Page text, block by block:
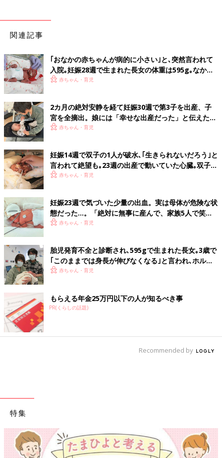
関連記事
｢おなかの赤ちゃんが病的に小さい｣と､突然言われて
入院｡妊娠28週で生まれた長女の体重は595g｡なかな
か会えない日々に涙した【低出生体重児】
赤ちゃん・育児
2カ月の絶対安静を経て妊娠30週で第3子を出産、子
宮を全摘出。娘には「幸せな出産だった」と伝えたい
【極低出生体重児】
赤ちゃん・育児
妊娠14週で双子の1人が破水､｢生きられないだろう｣と
言われて絶望も｡23週の出産で動いていた心臓｡双子の
生命力に涙した【低出生体重児】
赤ちゃん・育児
妊娠23週で気づいた少量の出血。実は母体が危険な状
態だった…。「絶対に無事に産んで、家族5人で笑っ
て過ごす」母の思い【極低出生体重児】
赤ちゃん・育児
胎児発育不全と診断され､595gで生まれた長女｡3歳で
｢このままでは身長が伸びなくなる｣と言われ､ホルモ
ン注射治療を【低出生体重児】
赤ちゃん・育児
もらえる年金25万円以下の人が知るべき事
PR(くらしの話題)
Recommended by
特集